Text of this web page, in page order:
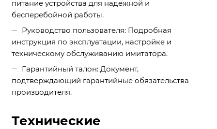
питание устройства для надежной и
бесперебойной работы.
Руководство пользователя: Подробная
инструкция по эксплуатации, настройке и
техническому обслуживанию имитатора.
Гарантийный талон: Документ,
подтверждающий гарантийные обязательства
производителя.
Технические